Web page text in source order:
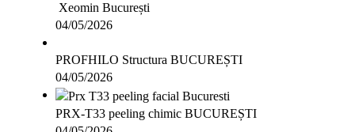
Xeomin București
04/05/2026
PROFHILO Structura BUCUREȘTI
04/05/2026
PRX-T33 peeling chimic BUCUREȘTI